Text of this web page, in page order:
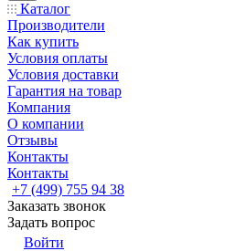
Каталог
Производители
Как купить
Условия оплаты
Условия доставки
Гарантия на товар
Компания
О компании
Отзывы
Контакты
Контакты
+7 (499) 755 94 38
Заказать звонок
Задать вопрос
Войти